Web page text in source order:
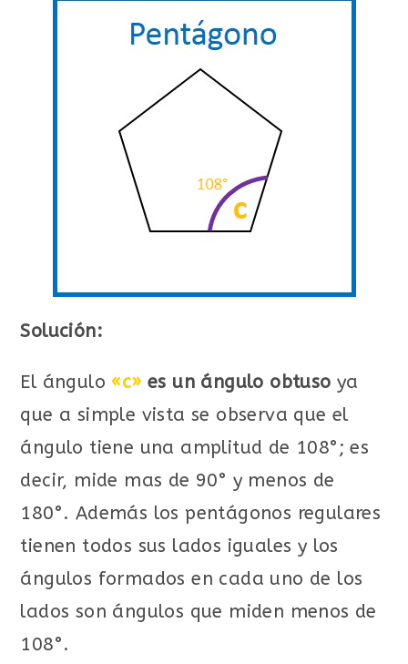
Solución:
El ángulo «c» es un ángulo obtuso ya
que a simple vista se observa que el
ángulo tiene una amplitud de 108°; es
decir, mide mas de 90° y menos de
180°. Además los pentágonos regulares
tienen todos sus lados iguales y los
ángulos formados en cada uno de los
lados son ángulos que miden menos de
108°.